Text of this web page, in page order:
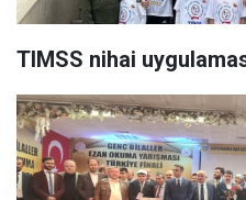
TIMSS nihai